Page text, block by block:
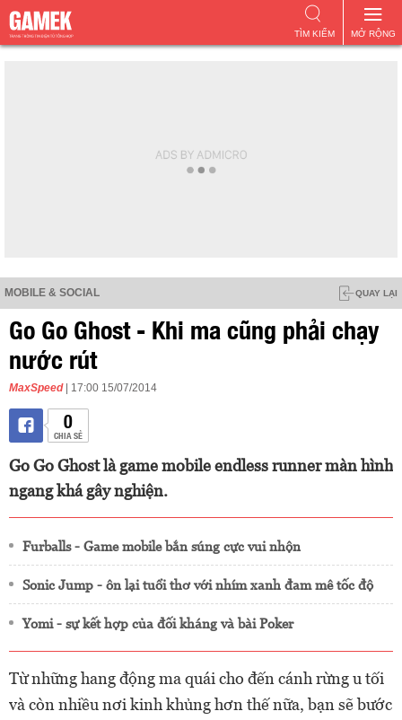
MỞ RỘNG
TÌM KIẾM
MOBILE & SOCIAL QUAY LẠI
Go Go Ghost - Khi ma cũng phải chạy
nước rút
MaxSpeed | 17:00 15/07/2014
0
CHIA SẺ
Go Go Ghost là game mobile endless runner màn hình
ngang khá gây nghiện.
Furballs - Game mobile bắn súng cực vui nhộn
Sonic Jump - ôn lại tuổi thơ với nhím xanh đam mê tốc độ
Yomi - sự kết hợp của đối kháng và bài Poker
Từ những hang động ma quái cho đến cánh rừng u tối
và còn nhiều nơi kinh khủng hơn thế nữa, bạn sẽ bước